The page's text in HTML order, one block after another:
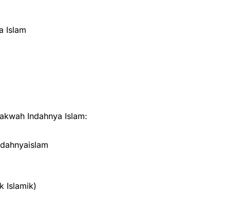
Islam
Indahnya Islam:
Islamik)